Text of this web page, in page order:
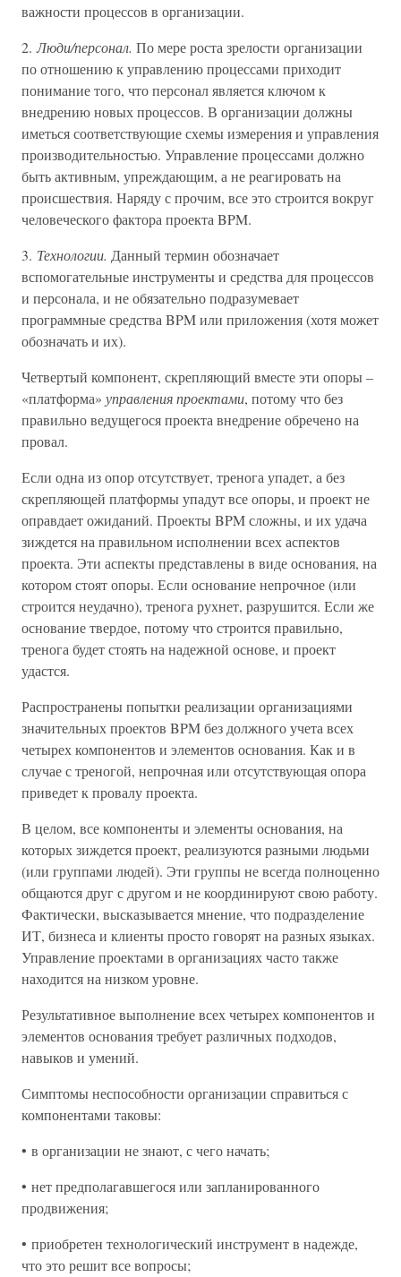
важности процессов в организации.
2.Люди/персонал. По мере роста зрелости организации
по отношению к управлению процессами приходит
понимание того, что персонал является ключом к
внедрению новых процессов. В организации должны
иметься соответствующие схемы измерения и управления
производительностью. Управление процессами должно
быть активным, упреждающим, а не реагировать на
происшествия. Наряду с прочим, все это строится вокруг
человеческого фактора проекта BPM.
3. Технологии. Данный термин обозначает
вспомогательные инструменты и средства для процессов
и персонала, и не обязательно подразумевает
программные средства BPM или приложения (хотя может
обозначать и их).
Четвертый компонент, скрепляющий вместе эти опоры –
«платформа» управления проектами, потому что без
правильно ведущегося проекта внедрение обречено на
провал.
Если одна из опор отсутствует, тренога упадет, а без
скрепляющей платформы упадут все опоры, и проект не
оправдает ожиданий. Проекты BPM сложны, и их удача
зиждется на правильном исполнении всех аспектов
проекта. Эти аспекты представлены в виде основания, на
котором стоят опоры. Если основание непрочное (или
строится неудачно), тренога рухнет, разрушится. Если же
основание твердое, потому что строится правильно,
тренога будет стоять на надежной основе, и проект
удастся.
Распространены попытки реализации организациями
значительных проектов BPM без должного учета всех
четырех компонентов и элементов основания. Как и в
случае с треногой, непрочная или отсутствующая опора
приведет к провалу проекта.
В целом, все компоненты и элементы основания, на
которых зиждется проект, реализуются разными людьми
(или группами людей). Эти группы не всегда полноценно
общаются друг с другом и не координируют свою работу.
Фактически, высказывается мнение, что подразделение
ИТ, бизнеса и клиенты просто говорят на разных языках.
Управление проектами в организациях часто также
находится на низком уровне.
Результативное выполнение всех четырех компонентов и
элементов основания требует различных подходов,
навыков и умений.
Симптомы неспособности организации справиться с
компонентами таковы:
• в организации не знают, с чего начать;
• нет предполагавшегося или запланированного
продвижения;
• приобретен технологический инструмент в надежде,
что это решит все вопросы;